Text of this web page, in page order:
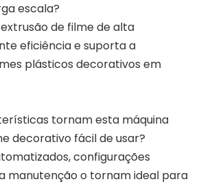
escala?
de filme de alta
eficiência e suporta a
plásticos decorativos em
tornam esta máquina
decorativo fácil de usar?
configurações
manutenção o tornam ideal para